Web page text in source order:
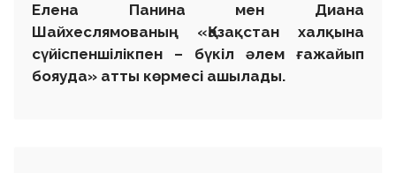
Елена Панина мен Диана
Шайхеслямованың «Қазақстан халқына
сүйіспеншілікпен – бүкіл әлем ғажайып
бояуда» атты көрмесі ашылады.